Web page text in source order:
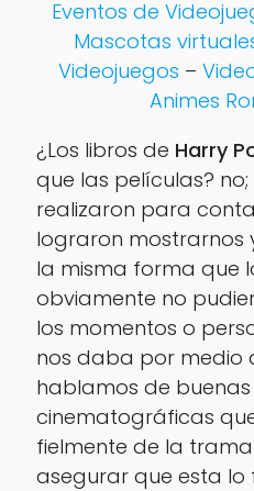
Eventos de
Mascotas
Videojuegos –
Animes
¿Los libros de Harry
que las películas?
realizaron para
lograron mostrarnos
la misma forma que
obviamente no
los momentos o
nos daba por medio
hablamos de
cinematográficas
fielmente de la
asegurar que esta lo